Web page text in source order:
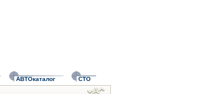
АВТОкаталог СТО